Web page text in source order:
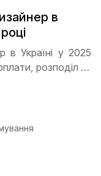
в
в Україні у 2025
розподіл за